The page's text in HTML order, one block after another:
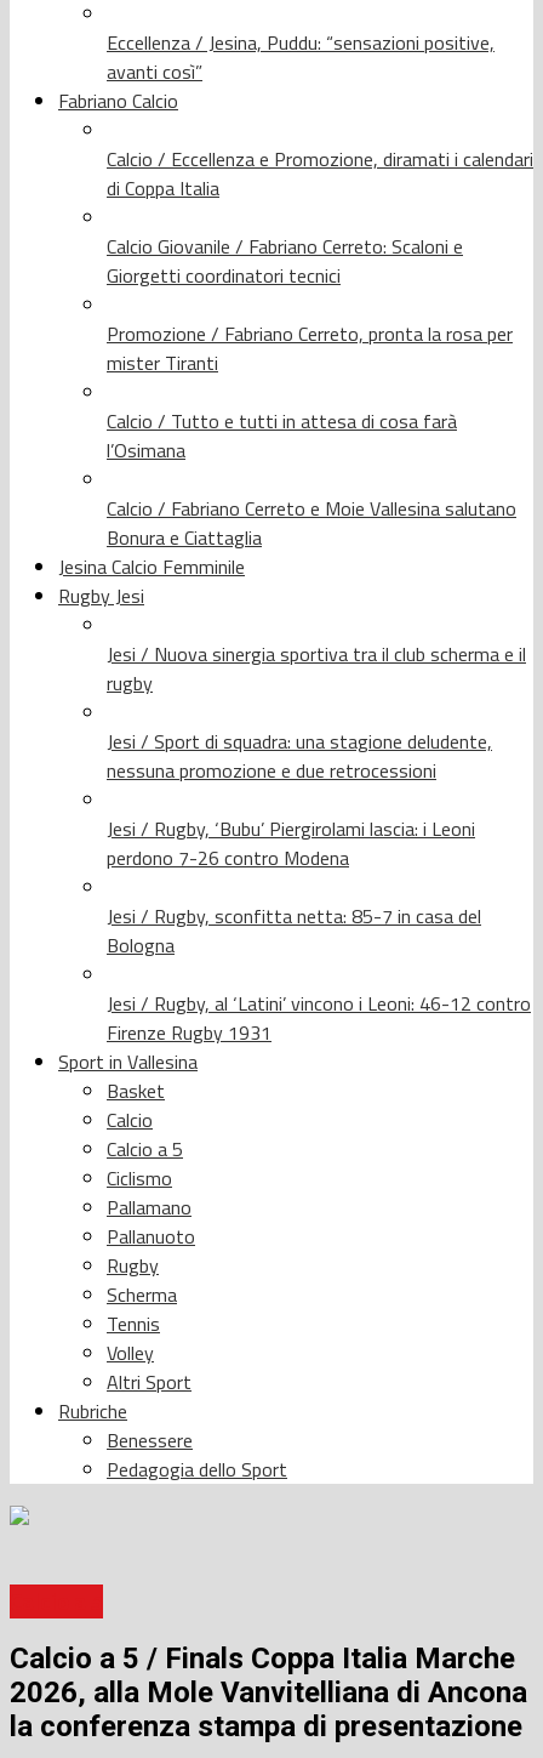
Eccellenza / Jesina, Puddu: “sensazioni positive,
avanti così”
Fabriano Calcio
Calcio / Eccellenza e Promozione, diramati i calendari
di Coppa Italia
Calcio Giovanile / Fabriano Cerreto: Scaloni e
Giorgetti coordinatori tecnici
Promozione / Fabriano Cerreto, pronta la rosa per
mister Tiranti
Calcio / Tutto e tutti in attesa di cosa farà
l’Osimana
Calcio / Fabriano Cerreto e Moie Vallesina salutano
Bonura e Ciattaglia
Jesina Calcio Femminile
Rugby Jesi
Jesi / Nuova sinergia sportiva tra il club scherma e il
rugby
Jesi / Sport di squadra: una stagione deludente,
nessuna promozione e due retrocessioni
Jesi / Rugby, ‘Bubu’ Piergirolami lascia: i Leoni
perdono 7-26 contro Modena
Jesi / Rugby, sconfitta netta: 85-7 in casa del
Bologna
Jesi / Rugby, al ‘Latini’ vincono i Leoni: 46-12 contro
Firenze Rugby 1931
Sport in Vallesina
Basket
Calcio
Calcio a 5
Ciclismo
Pallamano
Pallanuoto
Rugby
Scherma
Tennis
Volley
Altri Sport
Rubriche
Benessere
Pedagogia dello Sport
Calcio a 5 / Finals Coppa Italia Marche
2026, alla Mole Vanvitelliana di Ancona
la conferenza stampa di presentazione